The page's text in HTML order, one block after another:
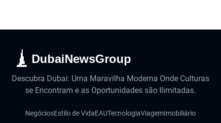
DubaiNewsGroup
Descubra Dubai: Uma Maravilha Moderna Onde Culturas
se Encontram e as Oportunidades são Ilimitadas.
NegóciosEstilo de VidaEAUTecnologiaViagemImobiliário